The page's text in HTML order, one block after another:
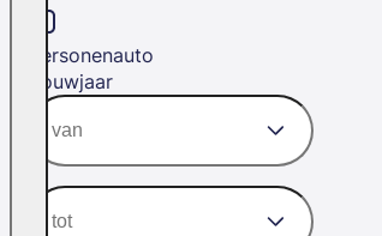
Personenauto
Bouwjaar